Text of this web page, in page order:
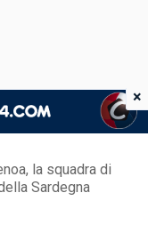
la squadra di
Sardegna
×